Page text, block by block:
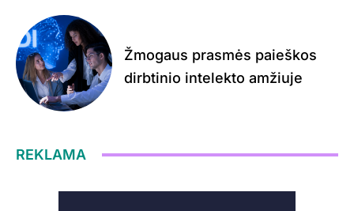
Žmogaus prasmės paieškos
dirbtinio intelekto amžiuje
REKLAMA